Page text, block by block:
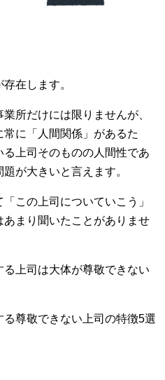
在します。
所だけには限りませんが、
に「人間関係」があるた
上司そのものの人間性であ
が大きいと言えます。
この上司についていこう」
まり聞いたことがありませ
上司は大体が尊敬できない
尊敬できない上司の特徴5選